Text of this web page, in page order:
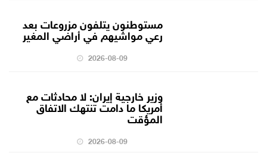
مستوطنون يتلفون مزروعات بعد
رعي مواشيهم في أراضي المغير
2026-08-09
وزير خارجية إيران: لا محادثات مع
أمريكا ما دامت تنتهك الاتفاق
المؤقت
2026-08-09